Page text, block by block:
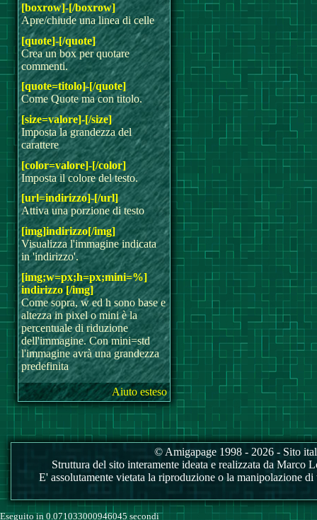
[boxrow]-[/boxrow]
Apre/chiude una linea di celle
[quote]-[/quote]
Crea un box per quotare
commenti.
[quote=titolo]-[/quote]
Come Quote ma con titolo.
[size=valore]-[/size]
Imposta la grandezza del
carattere
[color=valore]-[/color]
Imposta il colore del testo.
[url=indirizzo]-[/url]
Attiva una porzione di testo
[img]indirizzo[/img]
Visualizza l'immagine indicata
in 'indirizzo'.
[img;w=px;h=px;mini=%]
indirizzo [/img]
Come sopra, w ed h sono base e
altezza in pixel o mini è la
percentuale di riduzione
dell'immagine. Con mini=std
l'immagine avrà una grandezza
predefinita
Aiuto esteso
© Amigapage 1998 - 2026 - Sito
Struttura del sito interamente ideata e realizzata da
E' assolutamente vietata la riproduzione o la manipolazione
Eseguito in 0.071033000946045 secondi